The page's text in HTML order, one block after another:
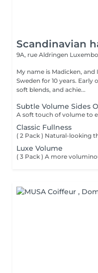
Scandinavian
9A, rue Aldringen
My name is Madicken,
Sweden for 10 years.
soft blends, and achie...
Subtle Volume Sides
Classic Fullness
Luxe Volume